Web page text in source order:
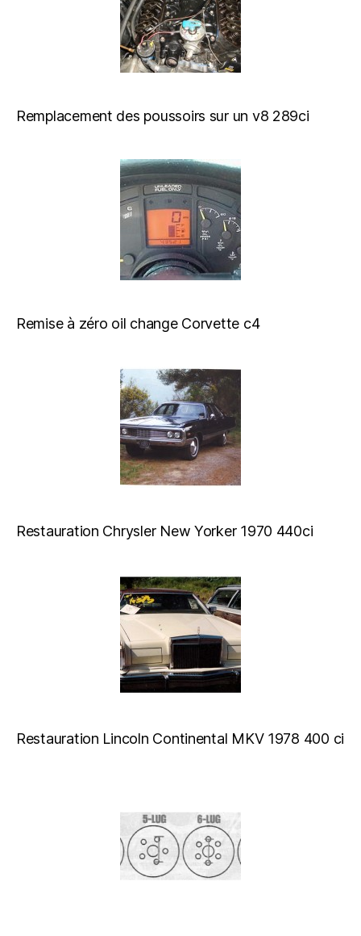
Remplacement des poussoirs sur un v8 289ci
Remise à zéro oil change Corvette c4
Restauration Chrysler New Yorker 1970 440ci
Restauration Lincoln Continental MKV 1978 400 ci